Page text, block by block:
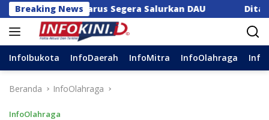
Langsung
ke
konten
Breaking News
Harus Segera Salurkan DAU Ditaklukkan
InfoIbukota InfoDaerah InfoMitra InfoOlahraga
Beranda InfoOlahraga
InfoOlahraga